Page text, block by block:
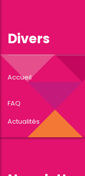
Divers
Accueil
FAQ
Actualités